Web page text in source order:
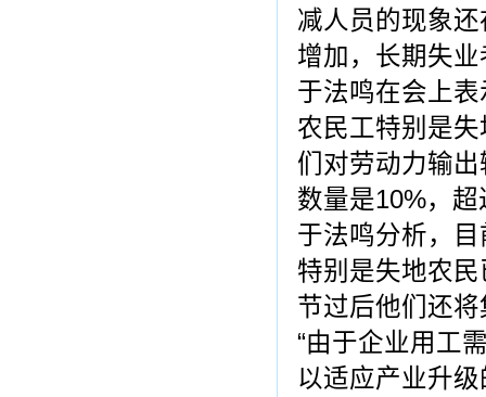
减人员的现象
增加，长期失
于法鸣在会上表
农民工特别是
们对劳动力输
数量是10%，
于法鸣分析，
特别是失地农
节过后他们还
“由于企业用工
以适应产业升